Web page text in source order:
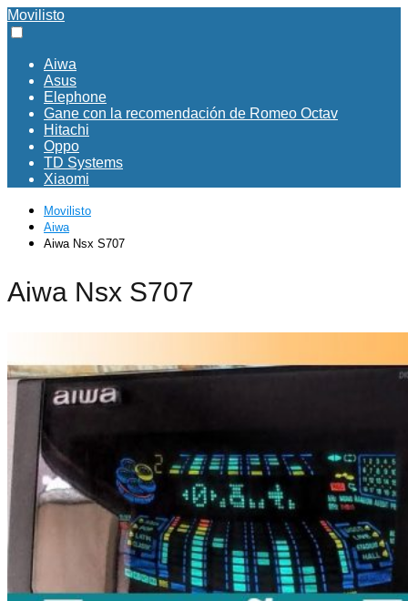
Movilisto
Aiwa
Asus
Elephone
Gane con la recomendación de Romeo Octav
Hitachi
Oppo
TD Systems
Xiaomi
Movilisto
Aiwa
Aiwa Nsx S707
Aiwa Nsx S707